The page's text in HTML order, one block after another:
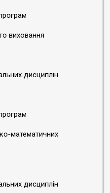
виховання
дисциплін
математичних
дисциплін